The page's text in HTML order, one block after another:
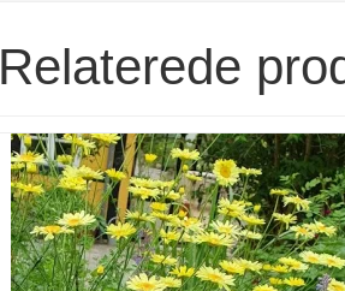
Relaterede